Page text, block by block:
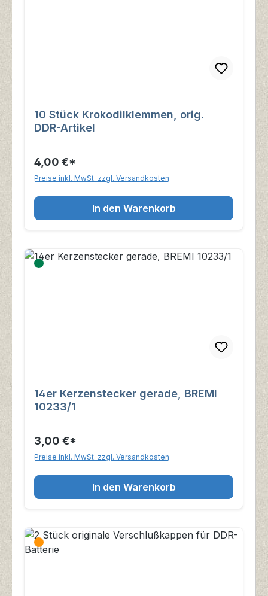
10 Stück Krokodilklemmen, orig.
DDR-Artikel
4,00 €*
Preise inkl. MwSt. zzgl. Versandkosten
In den Warenkorb
14er Kerzenstecker gerade, BREMI
10233/1
3,00 €*
Preise inkl. MwSt. zzgl. Versandkosten
In den Warenkorb